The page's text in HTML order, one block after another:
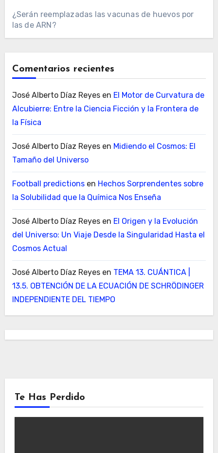
¿Serán reemplazadas las vacunas de huevos por
las de ARN?
Comentarios recientes
José Alberto Díaz Reyesen El Motor de Curvatura de
Alcubierre: Entre la Ciencia Ficción y la Frontera de
la Física
José Alberto Díaz Reyesen Midiendo el Cosmos: El
Tamaño del Universo
Football predictionsen Hechos Sorprendentes sobre
la Solubilidad que la Química Nos Enseña
José Alberto Díaz Reyesen El Origen y la Evolución
del Universo: Un Viaje Desde la Singularidad Hasta el
Cosmos Actual
José Alberto Díaz Reyesen TEMA 13. CUÁNTICA |
13.5. OBTENCIÓN DE LA ECUACIÓN DE SCHRÖDINGER
INDEPENDIENTE DEL TIEMPO
Te Has Perdido